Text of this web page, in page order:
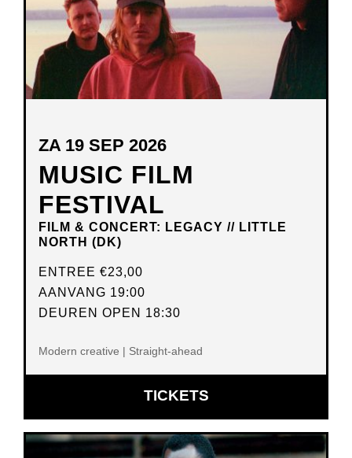
MUSIC FILM
FESTIVAL
FILM & CONCERT: LEGACY // LITTLE
NORTH (DK)
ZA 19 SEP 2026
ENTREE €23,00
AANVANG 19:00
DEUREN OPEN 18:30
Modern creative | Straight-ahead
TICKETSOPENT
IN
NIEUW